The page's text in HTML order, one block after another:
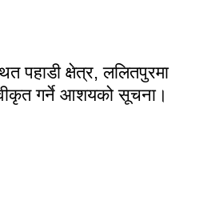
पेश गर्ने सम्बन्धी सूचना।
पहाडी क्षेत्र, ललितपुरमा
गर्ने आशयको सूचना।